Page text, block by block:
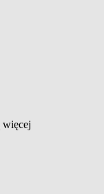
więcej